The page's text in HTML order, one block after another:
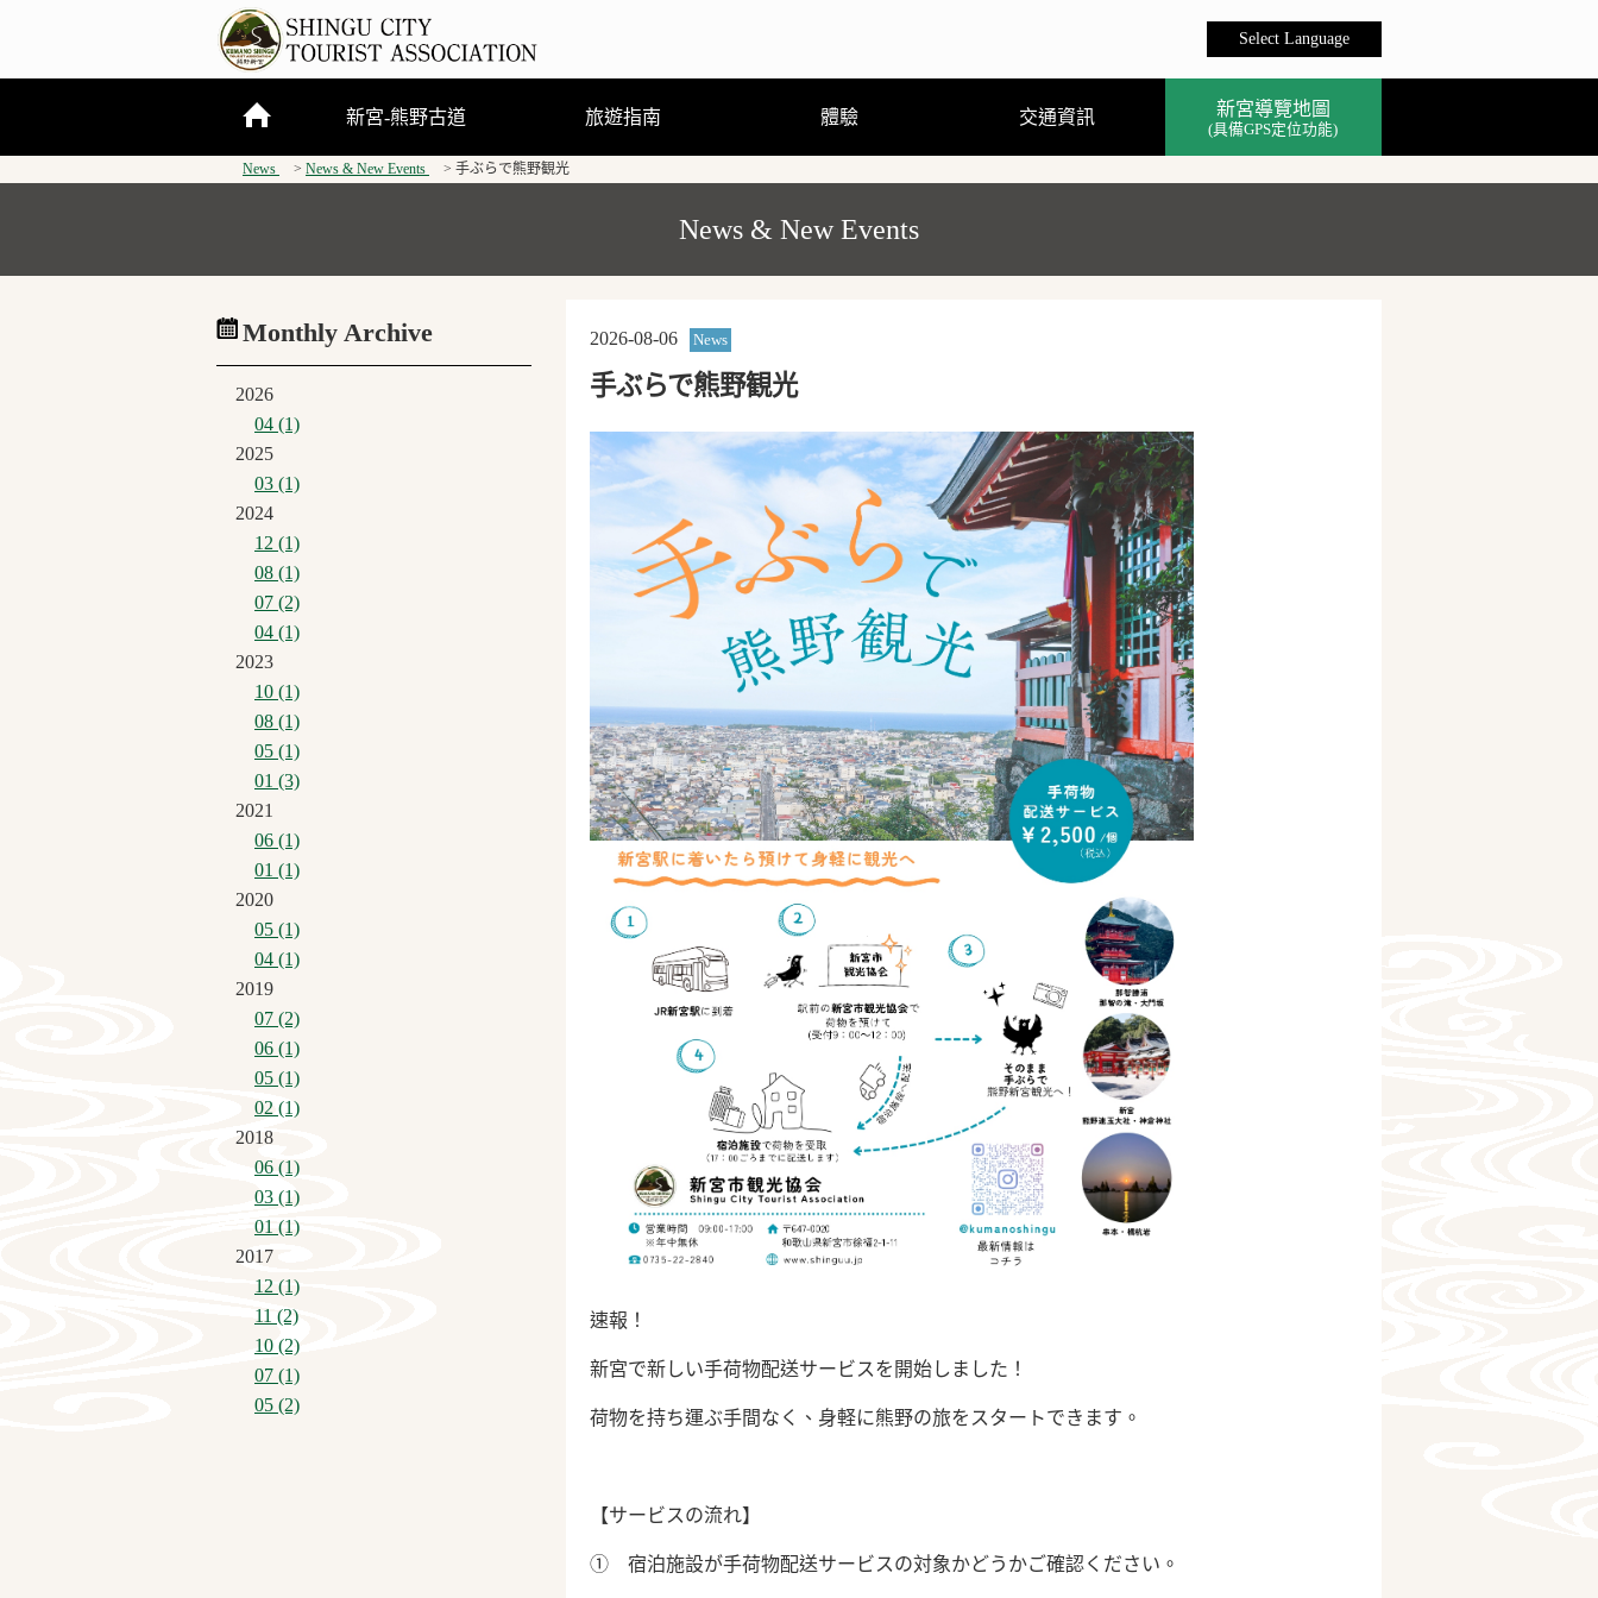
Select Language
新宮-熊野古道
關於新宮市
熊野三山
熊野古道
旅遊指南
觀光．玩樂•溫泉
住宿
飲食
購物
節慶活動
旅遊諮詢
觀光手冊及地圖(PDF)
體驗
行程體驗
跟隨導遊走訪當地街道
熊野曼荼羅圖詳解
穿著浴衣散步去
剉冰真有趣
來到和歌山縣新宮市必嚐的美
熊野古道·參拜道的徒步攻略
交通資訊 新宮導覽地圖
(具備GPS定位功能)
News News & New Events 手ぶらで熊野観光
News & New Events
2026-08-06 News
手ぶらで熊野観光
速報！
新宮で新しい手荷物配送サービスを開始しました！
荷物を持ち運ぶ手間なく、身軽に熊野の旅をスタートできます。
【サービスの流れ】
① 宿泊施設が手荷物配送サービスの対象かどうかご確認ください。
Monthly Archive
2026
04 (1)
2025
03 (1)
2024
12 (1)
08 (1)
07 (2)
04 (1)
2023
10 (1)
08 (1)
05 (1)
01 (3)
2021
06 (1)
01 (1)
2020
05 (1)
04 (1)
2019
07 (2)
06 (1)
05 (1)
02 (1)
2018
06 (1)
03 (1)
01 (1)
2017
12 (1)
11 (2)
10 (2)
07 (1)
05 (2)